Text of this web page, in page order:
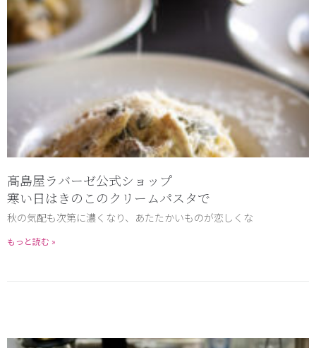
髙島屋ラバーゼ公式ショップ
寒い日はきのこのクリームパスタで
秋の気配も次第に濃くなり、あたたかいものが恋しくな
もっと読む »